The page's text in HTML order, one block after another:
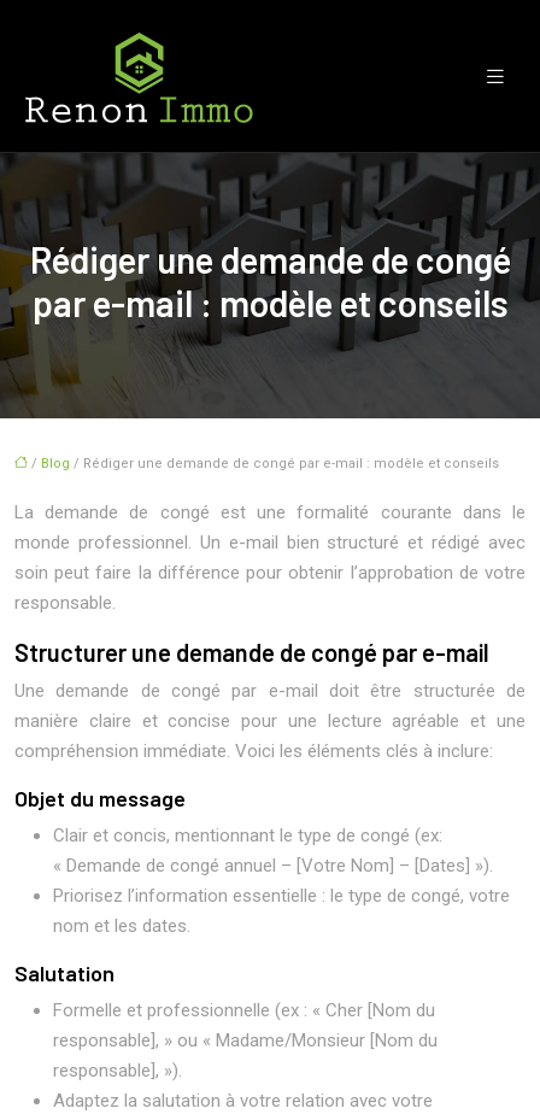
Rédiger une demande de congé
par e-mail : modèle et conseils
/ Blog / Rédiger une demande de congé par e-mail : modèle et conseils
La demande de congé est une formalité courante dans le
monde professionnel. Un e-mail bien structuré et rédigé avec
soin peut faire la différence pour obtenir l’approbation de votre
responsable.
Structurer une demande de congé par e-mail
Une demande de congé par e-mail doit être structurée de
manière claire et concise pour une lecture agréable et une
compréhension immédiate. Voici les éléments clés à inclure:
Objet du message
Clair et concis, mentionnant le type de congé (ex:
« Demande de congé annuel – [Votre Nom] – [Dates] »).
Priorisez l’information essentielle : le type de congé, votre
nom et les dates.
Salutation
Formelle et professionnelle (ex : « Cher [Nom du
responsable], » ou « Madame/Monsieur [Nom du
responsable], »).
Adaptez la salutation à votre relation avec votre